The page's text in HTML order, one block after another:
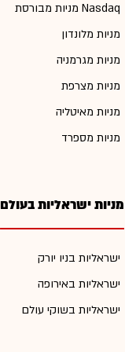
מניות מבורסת Nasdaq
מניות מלונדון
מניות מגרמניה
מניות מצרפת
מניות מאיטליה
מניות מספרד
מניות ישראליות בעולם
ישראליות בניו יורק
ישראליות באירופה
ישראליות בשוקי עולם